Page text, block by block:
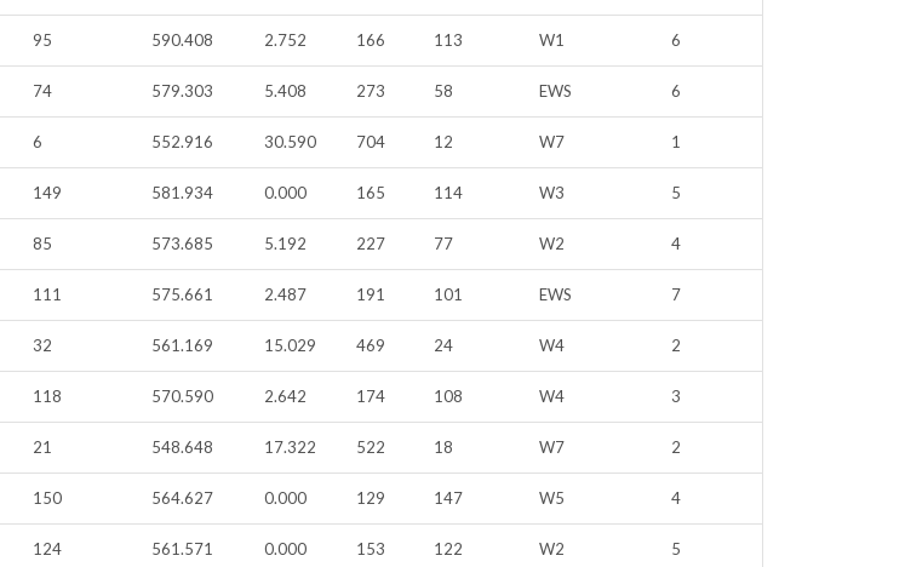
95 590.408 2.752 166 113 W1 6
74 579.303 5.408 273 58 EWS 6
6 552.916 30.590 704 12 W7 1
149 581.934 0.000 165 114 W3 5
85 573.685 5.192 227 77 W2 4
111 575.661 2.487 191 101 EWS 7
32 561.169 15.029 469 24 W4 2
118 570.590 2.642 174 108 W4 3
21 548.648 17.322 522 18 W7 2
150 564.627 0.000 129 147 W5 4
124 561.571 0.000 153 122 W2 5